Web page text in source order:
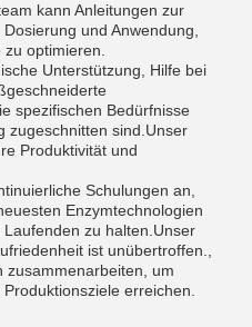
kann Anleitungen zur
und Anwendung,
optimieren.
Unterstützung, Hilfe bei
spezifischen Bedürfnisse
zugeschnitten sind.Unser
Produktivität und
Schulungen an,
Enzymtechnologien
zu halten.Unser
ist unübertroffen.,
zusammenarbeiten, um
erreichen.